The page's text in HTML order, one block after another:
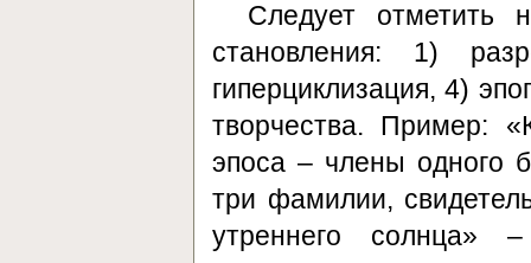
Следует отметить
становления: 1)
гиперциклизация, 4)
творчества. Пример:
эпоса – члены одного
три фамилии,
утреннего солнца»